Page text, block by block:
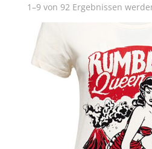
SECOND HAND(3)
1–9 von 92 Ergebnissen